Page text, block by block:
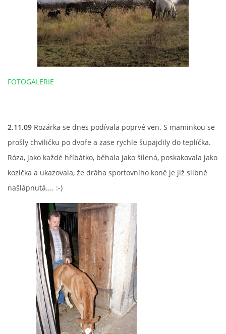
FOTOGALERIE
2.11.09 Rozárka se dnes podívala poprvé ven. S maminkou se
prošly chviličku po dvoře a zase rychle šupajdily do teplíčka.
Róza, jako každé hříbátko, běhala jako šílená, poskakovala jako
kozička a ukazovala, že dráha sportovního koně je již slibně
našlápnutá.... :-)